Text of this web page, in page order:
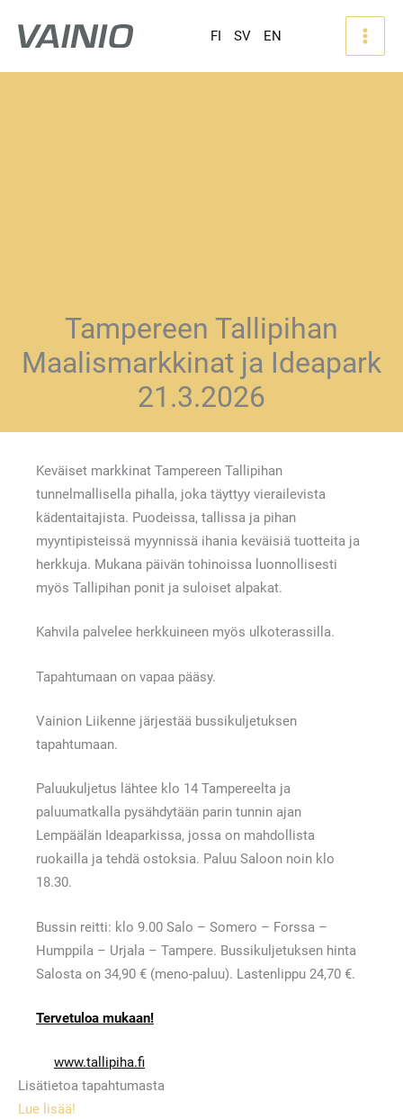
FI SV EN
Tampereen Tallipihan
Maalismarkkinat ja Ideapark
21.3.2026
Keväiset markkinat Tampereen Tallipihan
tunnelmallisella pihalla, joka täyttyy vierailevista
kädentaitajista. Puodeissa, tallissa ja pihan
myyntipisteissä myynnissä ihania keväisiä tuotteita ja
herkkuja. Mukana päivän tohinoissa luonnollisesti
myös Tallipihan ponit ja suloiset alpakat.
Kahvila palvelee herkkuineen myös ulkoterassilla.
Tapahtumaan on vapaa pääsy.
Vainion Liikenne järjestää bussikuljetuksen
tapahtumaan.
Paluukuljetus lähtee klo 14 Tampereelta ja
paluumatkalla pysähdytään parin tunnin ajan
Lempäälän Ideaparkissa, jossa on mahdollista
ruokailla ja tehdä ostoksia. Paluu Saloon noin klo
18.30.
Bussin reitti: klo 9.00 Salo – Somero – Forssa –
Humppila – Urjala – Tampere. Bussikuljetuksen hinta
Salosta on 34,90 € (meno-paluu). Lastenlippu 24,70 €.
Tervetuloa mukaan!
www.tallipiha.fi
Lisätietoa tapahtumasta
Lue lisää!